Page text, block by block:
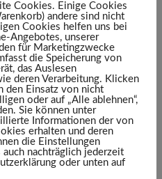
Cookies. Einige Cookies
andere sind nicht
Cookies helfen uns bei
Angebotes, unserer
für Marketingzwecke
die Speicherung von
das Auslesen
deren Verarbeitung. Klicken
den Einsatz von nicht
oder auf „Alle ablehnen“,
Sie können unter
Informationen der von
erhalten und deren
die Einstellungen
nachträglich jederzeit
oder unten auf